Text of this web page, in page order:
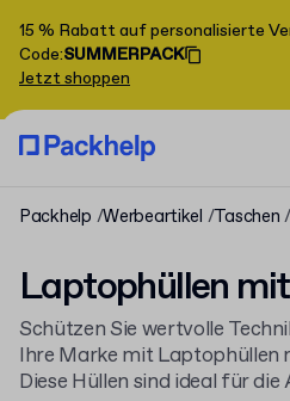
15 % Rabatt auf personalisierte
Code:SUMMERPACK
Jetzt shoppen
Packhelp Werbeartikel Taschen
Laptophüllen
Schützen Sie wertvolle
Ihre Marke mit Laptophüllen
Diese Hüllen sind ideal für